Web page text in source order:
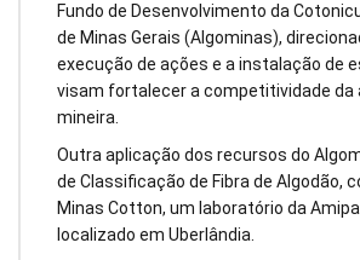
Fundo de Desenvolvimento da
de Minas Gerais (Algominas),
execução de ações e a instalação de
visam fortalecer a competitividade da
mineira.
Outra aplicação dos recursos do
de Classificação de Fibra de Algodão,
Minas Cotton, um laboratório da
localizado em Uberlândia.